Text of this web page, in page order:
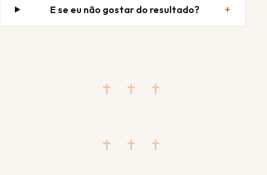
E se eu não gostar do resultado?
✝ ✝ ✝
✝ ✝ ✝